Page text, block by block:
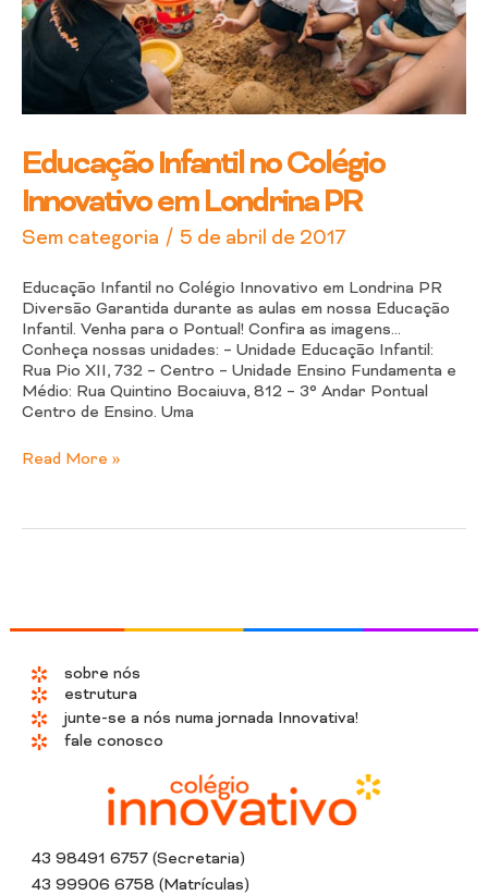
Educação Infantil no Colégio
Innovativo em Londrina PR
Sem categoria / 5 de abril de 2017
Educação Infantil no Colégio Innovativo em Londrina PR
Diversão Garantida durante as aulas em nossa Educação
Infantil. Venha para o Pontual! Confira as imagens…
Conheça nossas unidades: – Unidade Educação Infantil:
Rua Pio XII, 732 – Centro – Unidade Ensino Fundamenta e
Médio: Rua Quintino Bocaiuva, 812 – 3° Andar Pontual
Centro de Ensino. Uma
Read More »
sobre nós
estrutura
junte-se a nós numa jornada Innovativa!
fale conosco
43 98491 6757 (Secretaria)
43 99906 6758 (Matrículas)